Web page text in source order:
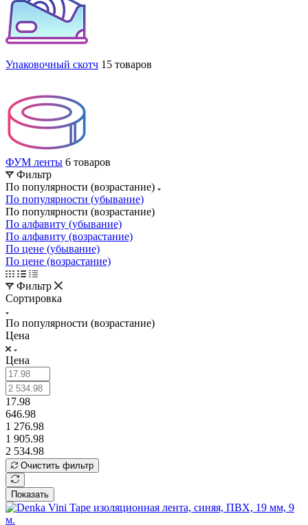
Упаковочный скотч 15 товаров
ФУМ ленты 6 товаров
Фильтр
По популярности (возрастание)
По популярности (убывание)
По популярности (возрастание)
По алфавиту (убывание)
По алфавиту (возрастание)
По цене (убывание)
По цене (возрастание)
Фильтр
Сортировка
По популярности (возрастание)
Цена
Цена
17.98
646.98
1 276.98
1 905.98
2 534.98
Очистить фильтр
Показать